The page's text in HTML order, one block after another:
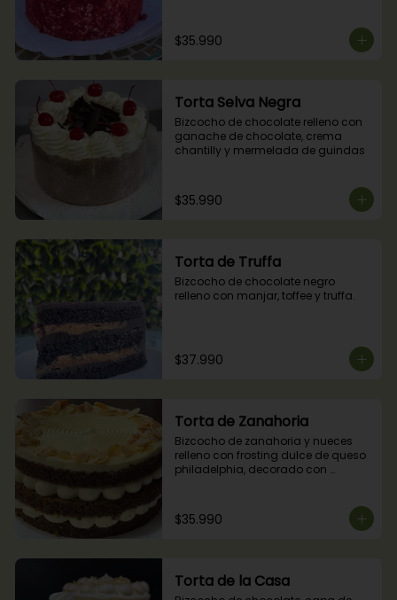
$35.990
Torta Selva Negra
Bizcocho de chocolate relleno con
ganache de chocolate, crema
chantilly y mermelada de guindas
$35.990
Torta de Truffa
Bizcocho de chocolate negro
relleno con manjar, toffee y truffa.
$37.990
Torta de Zanahoria
Bizcocho de zanahoria y nueces
relleno con frosting dulce de queso
philadelphia, decorado con
$35.990
Torta de la Casa